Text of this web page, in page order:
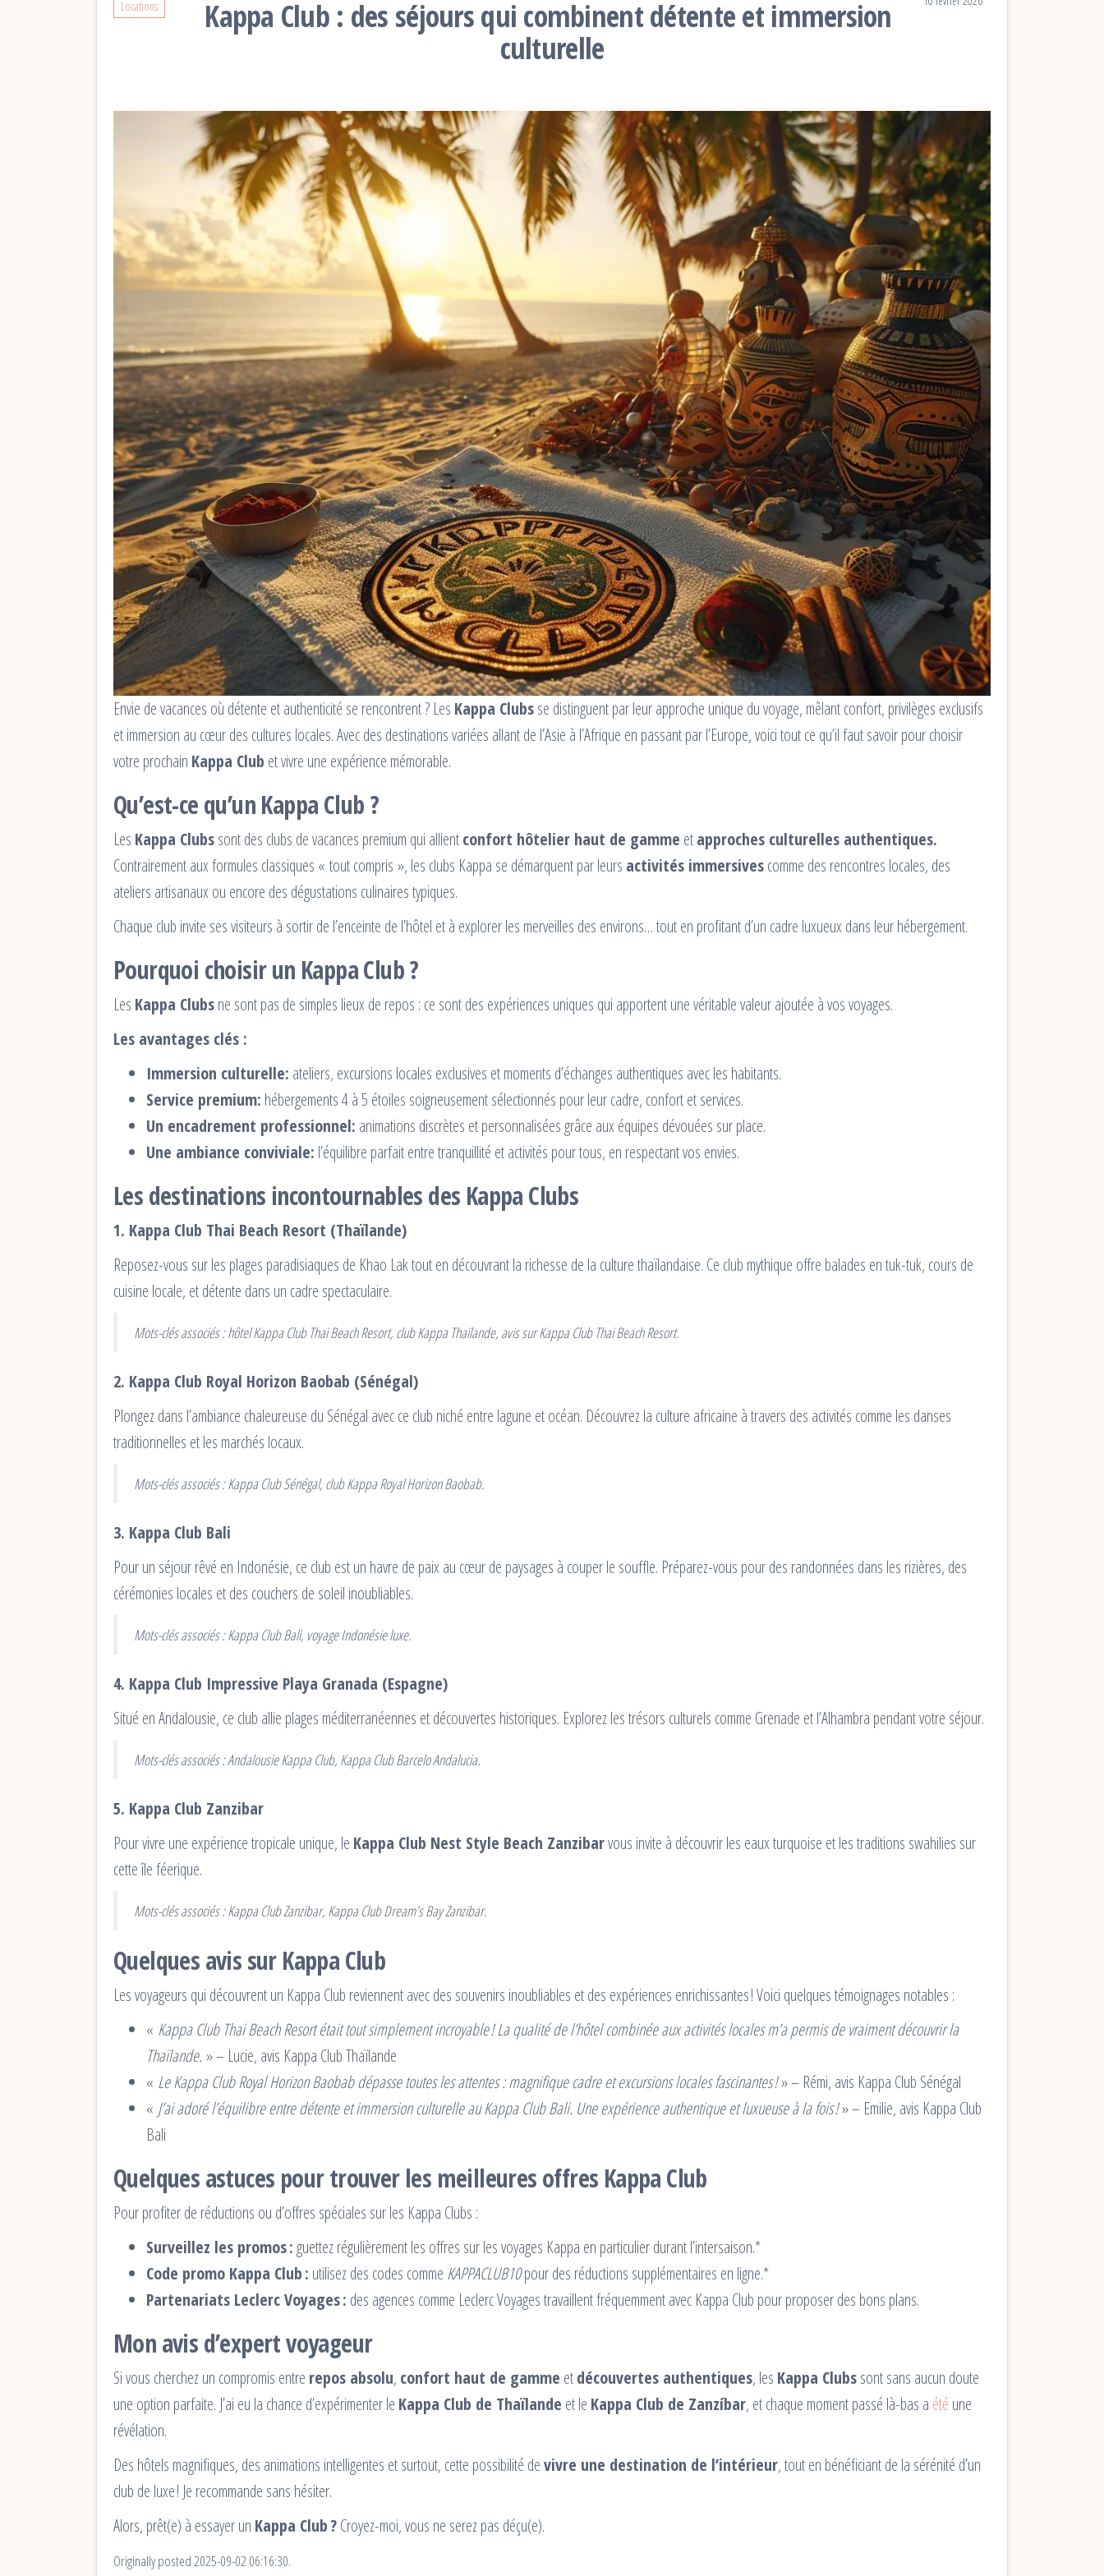
Locations Kappa Club : des séjours qui combinent détente et immersion
culturelle
Envie de vacances où détente et authenticité se rencontrent ? Les Kappa Clubsse distinguent par leur approche unique du voyage, mêlant confort, privilèges exclusifs
et immersion au cœur des cultures locales. Avec des destinations variées allant de l’Asie à l’Afrique en passant par l’Europe, voici tout ce qu’il faut savoir pour choisir
votre prochain Kappa Club et vivre une expérience mémorable.
Qu’est-ce qu’un Kappa Club ?
Les Kappa Clubssont des clubs de vacances premium qui allientconfort hôtelier haut de gamme etapproches culturelles authentiques.
Contrairement aux formules classiques « tout compris », les clubs Kappa se démarquent par leurs activités immersivescomme des rencontres locales, des
ateliers artisanaux ou encore des dégustations culinaires typiques.
Chaque club invite ses visiteurs à sortir de l’enceinte de l’hôtel et à explorer les merveilles des environs… tout en profitant d’un cadre luxueux dans leur hébergement.
Pourquoi choisir un Kappa Club ?
Les Kappa Clubsne sont pas de simples lieux de repos : ce sont des expériences uniques qui apportent une véritable valeur ajoutée à vos voyages.
Les avantages clés :
Immersion culturelle: ateliers, excursions locales exclusives et moments d’échanges authentiques avec les habitants.
Service premium: hébergements 4 à 5 étoiles soigneusement sélectionnés pour leur cadre, confort et services.
Un encadrement professionnel: animations discrètes et personnalisées grâce aux équipes dévouées sur place.
Une ambiance conviviale: l’équilibre parfait entre tranquillité et activités pour tous, en respectant vos envies.
Les destinations incontournables des Kappa Clubs
1. Kappa Club Thai Beach Resort (Thaïlande)
Reposez-vous sur les plages paradisiaques de Khao Lak tout en découvrant la richesse de la culture thaïlandaise. Ce club mythique offre balades en tuk-tuk, cours de
cuisine locale, et détente dans un cadre spectaculaire.
Mots-clés associés : hôtel Kappa Club Thai Beach Resort, club Kappa Thaïlande, avis sur Kappa Club Thai Beach Resort.
2. Kappa Club Royal Horizon Baobab (Sénégal)
Plongez dans l’ambiance chaleureuse du Sénégal avec ce club niché entre lagune et océan. Découvrez la culture africaine à travers des activités comme les danses
traditionnelles et les marchés locaux.
Mots-clés associés : Kappa Club Sénégal, club Kappa Royal Horizon Baobab.
3. Kappa Club Bali
Pour un séjour rêvé en Indonésie, ce club est un havre de paix au cœur de paysages à couper le souffle. Préparez-vous pour des randonnées dans les rizières, des
cérémonies locales et des couchers de soleil inoubliables.
Mots-clés associés : Kappa Club Bali, voyage Indonésie luxe.
4. Kappa Club Impressive Playa Granada (Espagne)
Situé en Andalousie, ce club allie plages méditerranéennes et découvertes historiques. Explorez les trésors culturels comme Grenade et l’Alhambra pendant votre séjour.
Mots-clés associés : Andalousie Kappa Club, Kappa Club Barcelo Andalucia.
5. Kappa Club Zanzibar
Pour vivre une expérience tropicale unique, le Kappa Club Nest Style Beach Zanzibarvous invite à découvrir les eaux turquoise et les traditions swahilies sur
cette île féerique.
Mots-clés associés : Kappa Club Zanzibar, Kappa Club Dream’s Bay Zanzibar.
Quelques avis sur Kappa Club
Les voyageurs qui découvrent un Kappa Club reviennent avec des souvenirs inoubliables et des expériences enrichissantes ! Voici quelques témoignages notables :
« Kappa Club Thai Beach Resort était tout simplement incroyable ! La qualité de l’hôtel combinée aux activités locales m’a permis de vraiment découvrir la
Thaïlande. » – Lucie, avis Kappa Club Thaïlande
« Le Kappa Club Royal Horizon Baobab dépasse toutes les attentes : magnifique cadre et excursions locales fascinantes !» – Rémi, avis Kappa Club Sénégal
« J’ai adoré l’équilibre entre détente et immersion culturelle au Kappa Club Bali. Une expérience authentique et luxueuse à la fois !» – Emilie, avis Kappa Club
Bali
Quelques astuces pour trouver les meilleures offres Kappa Club
Pour profiter de réductions ou d’offres spéciales sur les Kappa Clubs :
Surveillez les promos : guettez régulièrement les offres sur les voyages Kappa en particulier durant l’intersaison.*
Code promo Kappa Club : utilisez des codes comme KAPPACLUB10pour des réductions supplémentaires en ligne.*
Partenariats Leclerc Voyages : des agences comme Leclerc Voyages travaillent fréquemment avec Kappa Club pour proposer des bons plans.
Mon avis d’expert voyageur
Si vous cherchez un compromis entre repos absolu, confort haut de gamme etdécouvertes authentiques, les Kappa Clubssont sans aucun doute
une option parfaite. J’ai eu la chance d’expérimenter le Kappa Club de Thaïlande et le Kappa Club de Zanzíbar, et chaque moment passé là-bas a été une
révélation.
Des hôtels magnifiques, des animations intelligentes et surtout, cette possibilité devivre une destination de l’intérieur, tout en bénéficiant de la sérénité d’un
club de luxe ! Je recommande sans hésiter.
Alors, prêt(e) à essayer un Kappa Club ?Croyez-moi, vous ne serez pas déçu(e).
Originally posted 2025-09-02 06:16:30.